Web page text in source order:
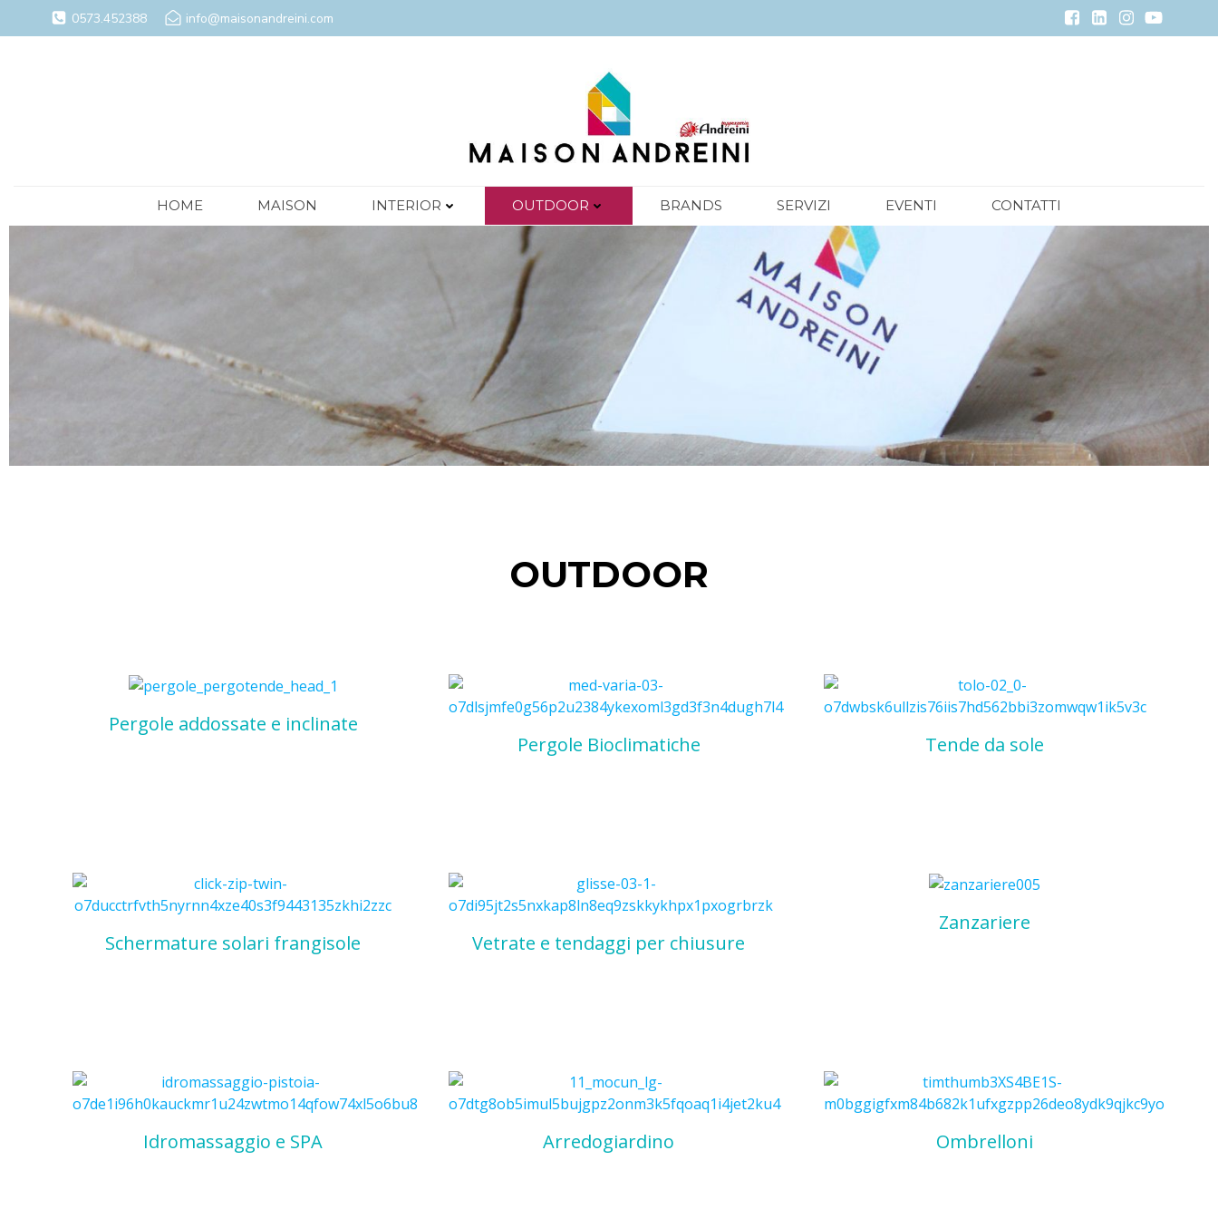
0573.452388 info@maisonandreini.com
HOME MAISON INTERIOR OUTDOOR BRANDS SERVIZI EVENTI CONTATTI
OUTDOOR
Pergole addossate e inclinate
Pergole Bioclimatiche
Tende da sole
Schermature solari frangisole Vetrate e tendaggi per chiusure
Zanzariere
Idromassaggio e SPA Arredogiardino Ombrelloni